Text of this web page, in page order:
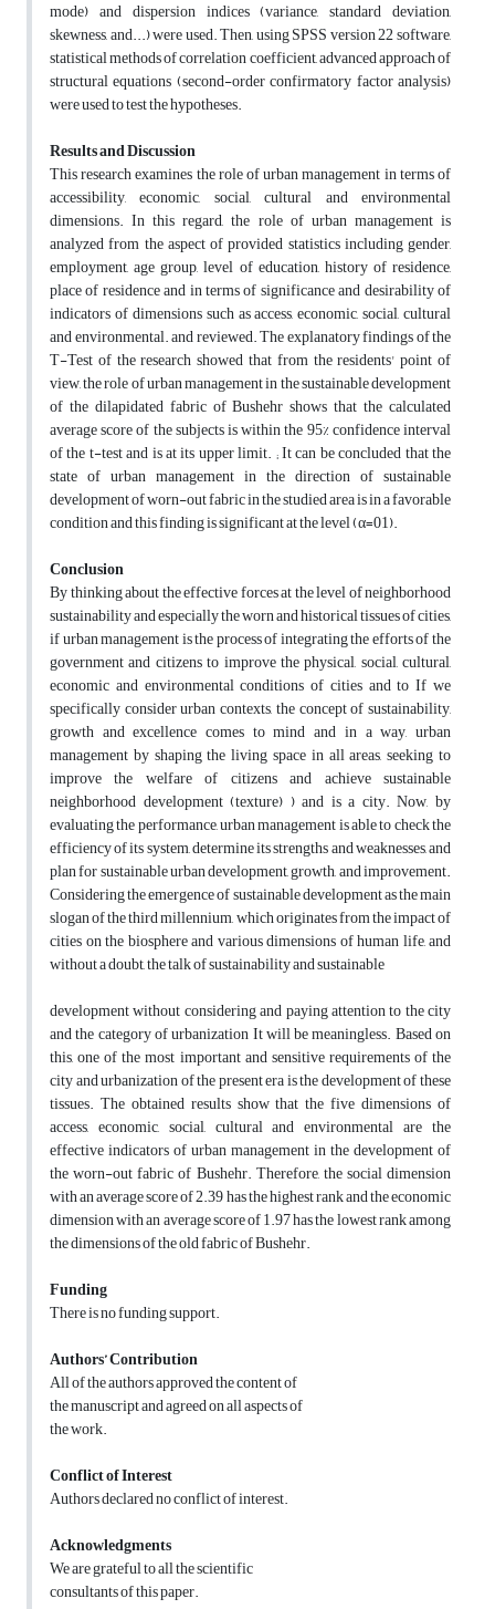
mode) and dispersion indices (variance, standard deviation,
skewness, and...) were used. Then, using SPSS version 22 software,
statistical methods of correlation coefficient, advanced approach of
structural equations (second-order confirmatory factor analysis)
were used to test the hypotheses.
Results and Discussion
This research examines the role of urban management in terms of
accessibility, economic, social, cultural and environmental
dimensions. In this regard, the role of urban management is
analyzed from the aspect of provided statistics including gender,
employment, age group, level of education, history of residence,
place of residence and in terms of significance and desirability of
indicators of dimensions such as access, economic, social, cultural
and environmental. and reviewed. The explanatory findings of the
T-Test of the research showed that from the residents' point of
view, the role of urban management in the sustainable development
of the dilapidated fabric of Bushehr shows that the calculated
average score of the subjects is within the 95% confidence interval
of the t-test and is at its upper limit. ; It can be concluded that the
state of urban management in the direction of sustainable
development of worn-out fabric in the studied area is in a favorable
condition and this finding is significant at the level (α=01).
Conclusion
By thinking about the effective forces at the level of neighborhood
sustainability and especially the worn and historical tissues of cities,
if urban management is the process of integrating the efforts of the
government and citizens to improve the physical, social, cultural,
economic and environmental conditions of cities and to If we
specifically consider urban contexts, the concept of sustainability,
growth and excellence comes to mind and in a way, urban
management by shaping the living space in all areas, seeking to
improve the welfare of citizens and achieve sustainable
neighborhood development (texture) ) and is a city. Now, by
evaluating the performance, urban management is able to check the
efficiency of its system, determine its strengths and weaknesses, and
plan for sustainable urban development, growth, and improvement.
Considering the emergence of sustainable development as the main
slogan of the third millennium, which originates from the impact of
cities on the biosphere and various dimensions of human life, and
without a doubt, the talk of sustainability and sustainable
development without considering and paying attention to the city
and the category of urbanization It will be meaningless. Based on
this, one of the most important and sensitive requirements of the
city and urbanization of the present era is the development of these
tissues. The obtained results show that the five dimensions of
access, economic, social, cultural and environmental are the
effective indicators of urban management in the development of
the worn-out fabric of Bushehr. Therefore, the social dimension
with an average score of 2.39 has the highest rank and the economic
dimension with an average score of 1.97 has the lowest rank among
the dimensions of the old fabric of Bushehr.
Funding
There is no funding support.
Authors’ Contribution
All of the authors approved the content of
the manuscript and agreed on all aspects of
the work.
Conflict of Interest
Authors declared no conflict of interest.
Acknowledgments
We are grateful to all the scientific
consultants of this paper.